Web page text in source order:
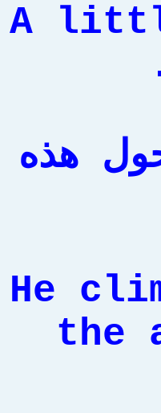
A
هذه
He
the